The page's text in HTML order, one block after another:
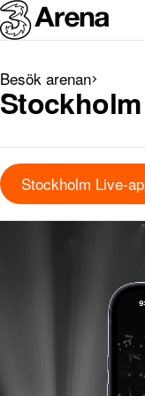
Search
results
Besök arenan
Stockholm Live-